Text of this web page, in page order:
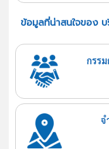
ข้อมูลที่น่าสนใจของ
กรร
จ